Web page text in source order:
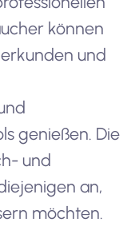
können
und
genießen. Die
und
an,
möchten.